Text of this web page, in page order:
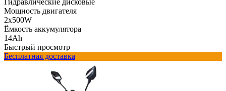
Мощность двигателя
2x500W
Ёмкость аккумулятора
14Ah
Быстрый просмотр
Бесплатная доставка